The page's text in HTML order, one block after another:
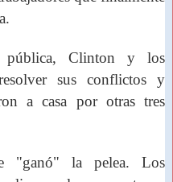
Clinton y los
sus conflictos y
a casa por otras tres
"ganó" la pelea. Los